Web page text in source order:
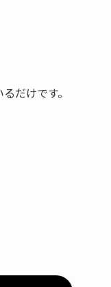
だけです。